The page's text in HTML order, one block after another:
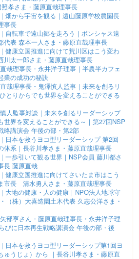
孝さま・藤原直哉理事長
畑から宇宙を観る｜遠山藤原学校農園長
事長
自転車で遠山郷を走ろう｜ボンシャス遠
代表 森本一人さま・藤原直哉理事長
健康立国推進に向けて荒川区はこう変わ
太一郎さま・藤原直哉理事長
哉理事長・永井洋子理事｜半農半カフェ
の成功の秘訣
哉理事長・鬼澤慎人監事｜未来を創るリ
とりからでも世界を変えることができる
人監事対談｜未来を創るリーダーシップ
世界を変えることができる～｜第27回NSP
略講演会 午後の部・第2部
日本を救うヨコ型リーダーシップ 第2回
体系｜長谷川孝さま・藤原直哉理事長
一歩引いて観る世界｜NSP会員 藤川都さ
長 藤原直哉
健康立国推進に向けてさいたま市はこう
市長 清水勇人さま・藤原直哉理事長
大地の健康・人の健康｜NPO法人地球守
（株）大喜造園土木代表 久志公洋さま・
部亨さん・藤原直哉理事長・永井洋子理
びに日本再生戦略講演会 午後の部・後
日本を救うヨコ型リーダーシップ第1回ヨ
ゅうじょ）から ｜長谷川孝さま・藤原直